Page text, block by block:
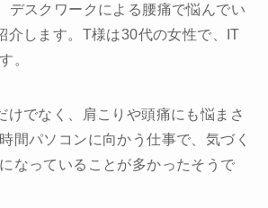
デスクワークによる腰痛で悩んでい
介します。T様は30代の女性で、IT
。
けでなく、肩こりや頭痛にも悩まさ
間パソコンに向かう仕事で、気づく
なっていることが多かったそうで